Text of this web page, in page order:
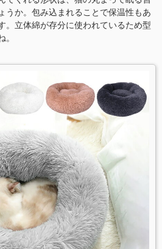
うか。包み込まれることで保温性もあ
。立体綿が存分に使われているため型
。